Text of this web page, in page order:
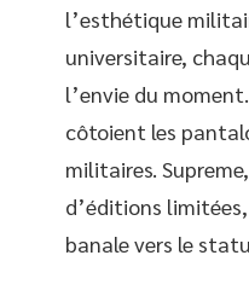
l’esthétique
universitaire,
l’envie du
côtoient les
militaires.
d’éditions
banale vers le